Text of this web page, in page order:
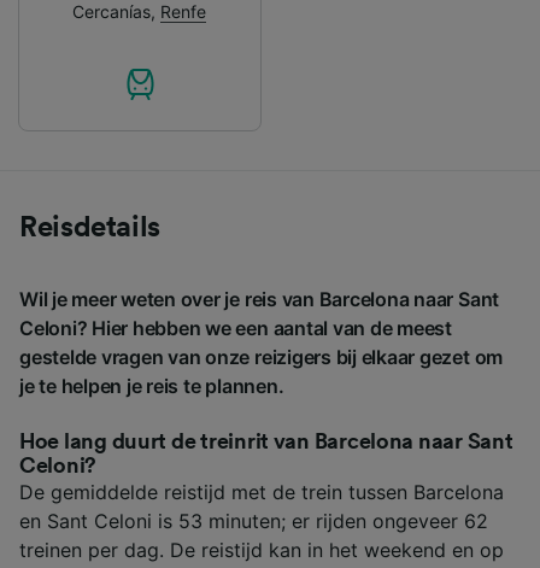
Cercanías, Renfe
Reisdetails
Wil je meer weten over je reis van Barcelona naar Sant
Celoni? Hier hebben we een aantal van de meest
gestelde vragen van onze reizigers bij elkaar gezet om
je te helpen je reis te plannen.
Hoe lang duurt de treinrit van Barcelona naar Sant
Celoni?
De gemiddelde reistijd met de trein tussen Barcelona
en Sant Celoni is 53 minuten; er rijden ongeveer 62
treinen per dag. De reistijd kan in het weekend en op